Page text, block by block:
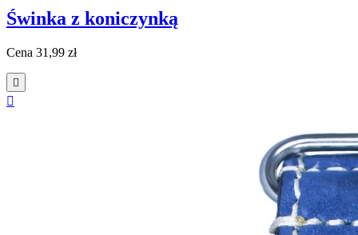
Świnka z koniczynką
Cena 31,99 zł

